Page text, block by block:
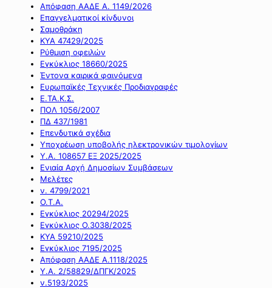
Απόφαση ΑΑΔΕ Α. 1149/2026
Επαγγελματικοί κίνδυνοι
Σαμοθράκη
ΚΥΑ 47429/2025
Ρύθμιση οφειλών
Εγκύκλιος 18660/2025
Έντονα καιρικά φαινόμενα
Ευρωπαϊκές Τεχνικές Προδιαγραφές
Ε.ΤΑ.Κ.Σ.
ΠΟΛ 1056/2007
ΠΔ 437/1981
Επενδυτικά σχέδια
Υποχρέωση υποβολής ηλεκτρονικών τιμολογίων
Υ.Α. 108657 ΕΞ 2025/2025
Ενιαία Αρχή Δημοσίων Συμβάσεων
Μελέτες
ν. 4799/2021
Ο.Τ.Α.
Εγκύκλιος 20294/2025
Εγκύκλιος Ο.3038/2025
ΚΥΑ 59210/2025
Εγκύκλιος 7195/2025
Απόφαση ΑΑΔΕ Α.1118/2025
Υ.Α. 2/58829/ΔΠΓΚ/2025
ν.5193/2025